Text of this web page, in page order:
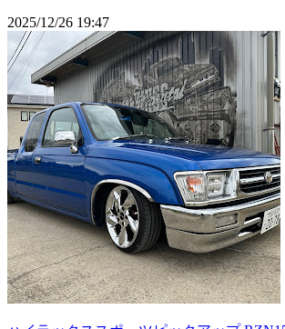
2025/12/26 19:47